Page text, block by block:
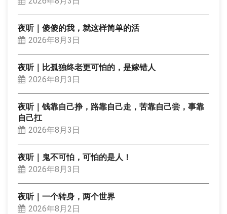
夜听｜傻傻的我，就这样简单的活
2026年8月3日
夜听｜比孤独终老更可怕的，是嫁错人
2026年8月3日
夜听｜钱靠自己挣，路靠自己走，苦靠自己尝，事靠
自己扛
2026年8月3日
夜听｜鬼不可怕，可怕的是人！
2026年8月3日
夜听｜一个转身，两个世界
2026年8月2日